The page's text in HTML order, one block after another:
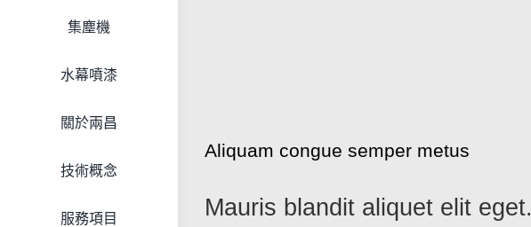
集塵機
水幕噴漆
關於兩昌
技術概念
服務項目
Aliquam congue semper metus
Mauris blandit aliquet elit eget.